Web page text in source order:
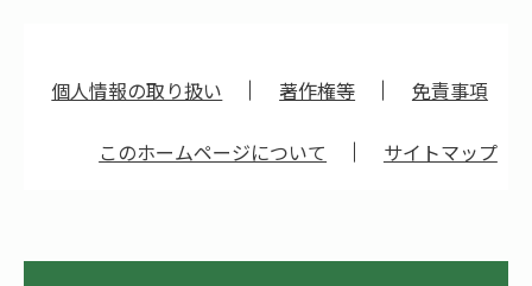
個人情報の取り扱い 著作権等 免責事項
このホームページについて サイトマップ